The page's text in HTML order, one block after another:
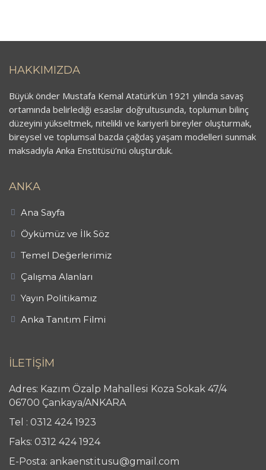
HAKKIMIZDA
Büyük önder Mustafa Kemal Atatürk’ün 1921 yılında savaş
ortamında belirlediği esaslar doğrultusunda, toplumun bilinç
düzeyini yükseltmek, nitelikli ve kariyerli bireyler oluşturmak,
bireysel ve toplumsal bazda çağdaş yaşam modelleri sunmak
maksadıyla Anka Enstitüsü’nü oluşturduk.
ANKA
Ana Sayfa
Öykümüz ve İlk Söz
Temel Değerlerimiz
Çalışma Alanları
Yayın Politikamız
Anka Tanıtım Filmi
İLETİŞİM
Adres: Kazım Özalp Mahallesi Koza Sokak 47/4
06700 Çankaya/ANKARA
Tel : 0312 424 1923
Faks: 0312 424 1924
E-Posta: ankaenstitusu@gmail.com